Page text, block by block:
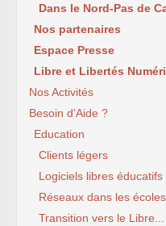
Dans le Nord-Pas de
Nos partenaires
Espace Presse
Libre et Libertés
Nos Activités
Besoin d’Aide ?
Education
Clients légers
Logiciels libres éducatifs
Réseaux dans les écoles
Transition vers le Libre...